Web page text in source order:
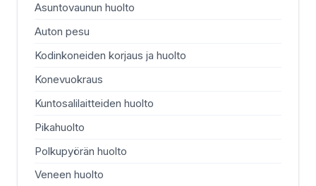
Asuntovaunun huolto
Auton pesu
Kodinkoneiden korjaus ja huolto
Konevuokraus
Kuntosalilaitteiden huolto
Pikahuolto
Polkupyörän huolto
Veneen huolto